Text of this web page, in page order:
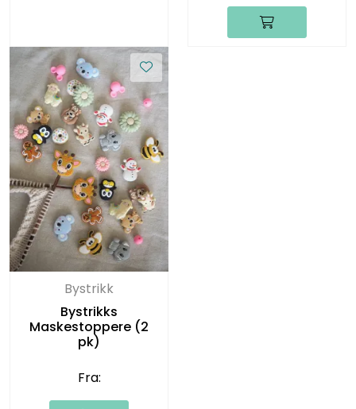
Bystrikk
Bystrikks
Maskestoppere (2
pk)
Fra: